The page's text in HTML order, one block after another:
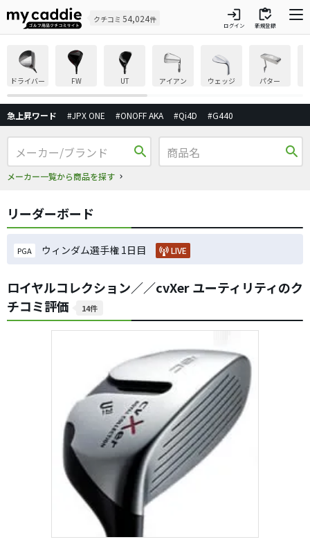
クチコミ 54,024件 login
ログイン
inventory
新規登録
ドライバー FW UT アイアン ウェッジ パター
急上昇ワード #JPX ONE #ONOFF AKA #Qi4D #G440
search
メーカー一覧から商品を探す
search
リーダーボード
PGA ウィンダム選手権 1日目 LIVE
ロイヤルコレクション／／cvXer ユーティリティのク
チコミ評価
14件